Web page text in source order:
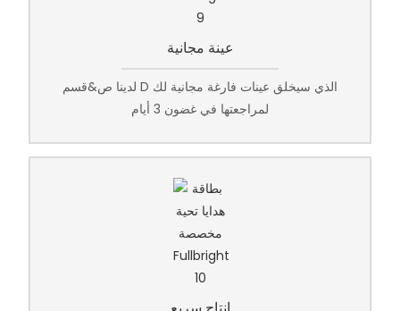
عينة مجانية
لدينا ص&قسم D الذي سيخلق عينات فارغة مجانية لك
لمراجعتها في غضون 3 أيام